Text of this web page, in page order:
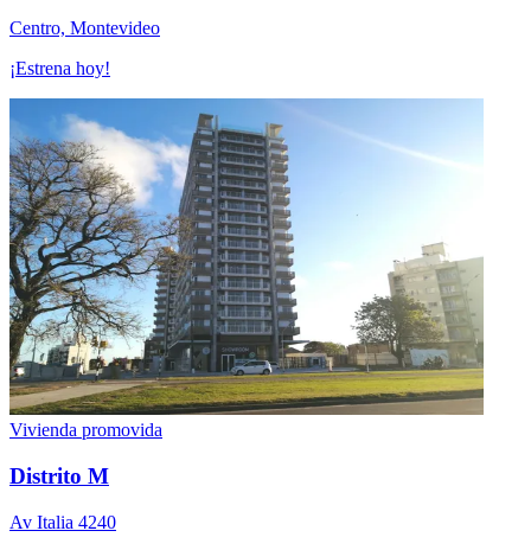
Centro, Montevideo
¡Estrena hoy!
Vivienda promovida
Distrito M
Av Italia 4240